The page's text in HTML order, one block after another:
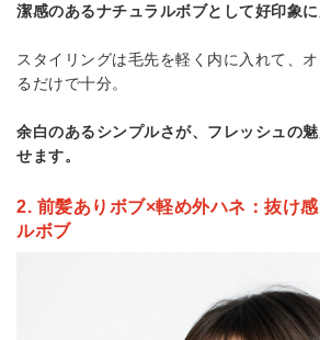
潔感のあるナチュラルボブとして好印象に
スタイリングは毛先を軽く内に入れて、
るだけで十分。
余白のあるシンプルさが、フレッシュの
せます。
2. 前髪ありボブ×軽め外ハネ：抜け
ルボブ